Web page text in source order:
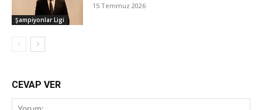
Şampiyonlar Ligi
15 Temmuz 2026
CEVAP VER